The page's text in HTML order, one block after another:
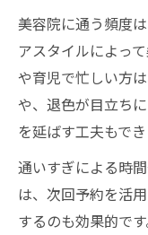
美容院に通う頻度
アスタイルによっ
や育児で忙しい方
や、退色が目立ち
を延ばす工夫もでき
通いすぎによる時
は、次回予約を活
するのも効果的で